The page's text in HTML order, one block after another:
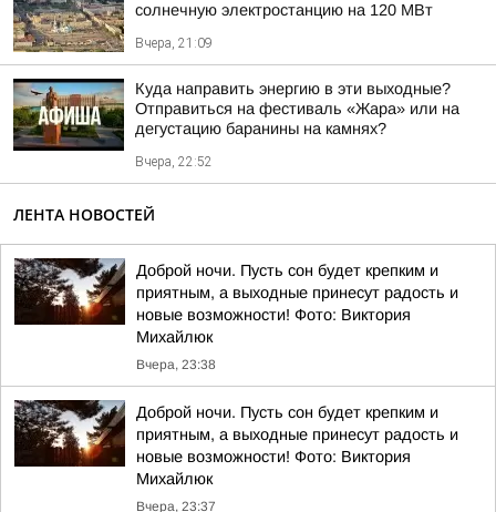
солнечную электростанцию на 120 МВт
Вчера, 21:09
Куда направить энергию в эти выходные?
Отправиться на фестиваль «Жара» или на
дегустацию баранины на камнях?
Вчера, 22:52
ЛЕНТА НОВОСТЕЙ
Доброй ночи. Пусть сон будет крепким и
приятным, а выходные принесут радость и
новые возможности! Фото: Виктория
Михайлюк
Вчера, 23:38
Доброй ночи. Пусть сон будет крепким и
приятным, а выходные принесут радость и
новые возможности! Фото: Виктория
Михайлюк
Вчера, 23:37